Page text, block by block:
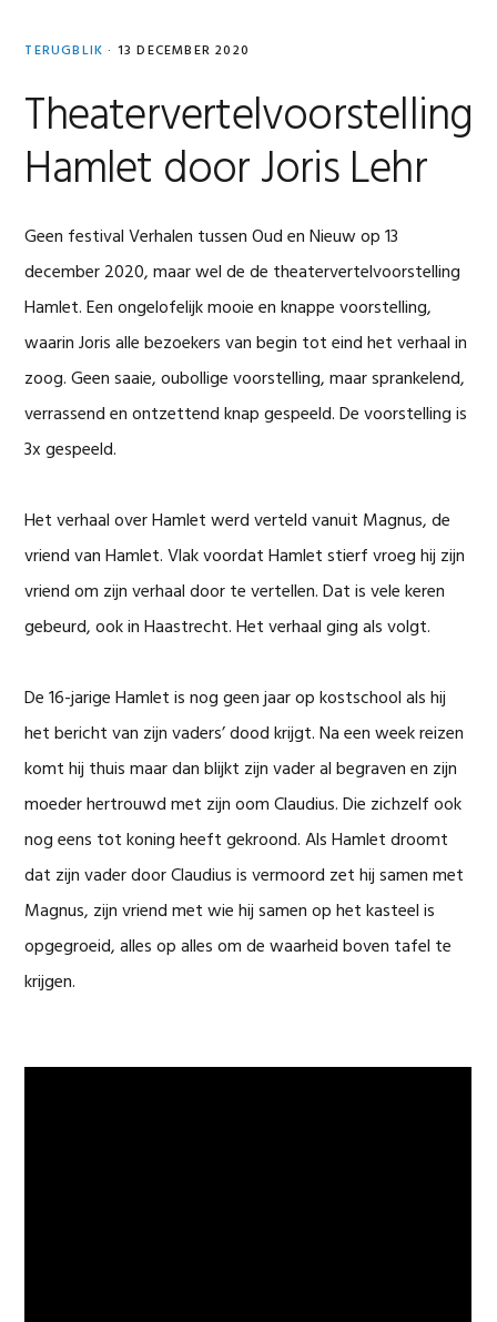
TERUGBLIK · 13 DECEMBER 2020
Theatervertelvoorstelling
Hamlet door Joris Lehr
Geen festival Verhalen tussen Oud en Nieuw op 13
december 2020, maar wel de de theatervertelvoorstelling
Hamlet. Een ongelofelijk mooie en knappe voorstelling,
waarin Joris alle bezoekers van begin tot eind het verhaal in
zoog. Geen saaie, oubollige voorstelling, maar sprankelend,
verrassend en ontzettend knap gespeeld. De voorstelling is
3x gespeeld.
Het verhaal over Hamlet werd verteld vanuit Magnus, de
vriend van Hamlet. Vlak voordat Hamlet stierf vroeg hij zijn
vriend om zijn verhaal door te vertellen. Dat is vele keren
gebeurd, ook in Haastrecht. Het verhaal ging als volgt.
De 16-jarige Hamlet is nog geen jaar op kostschool als hij
het bericht van zijn vaders’ dood krijgt. Na een week reizen
komt hij thuis maar dan blijkt zijn vader al begraven en zijn
moeder hertrouwd met zijn oom Claudius. Die zichzelf ook
nog eens tot koning heeft gekroond. Als Hamlet droomt
dat zijn vader door Claudius is vermoord zet hij samen met
Magnus, zijn vriend met wie hij samen op het kasteel is
opgegroeid, alles op alles om de waarheid boven tafel te
krijgen.